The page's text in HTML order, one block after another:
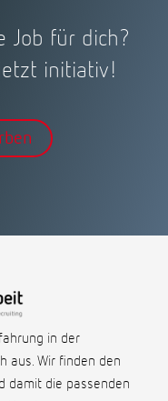
Job für dich?
initiativ!
in der
aus. Wir finden den
damit die passenden